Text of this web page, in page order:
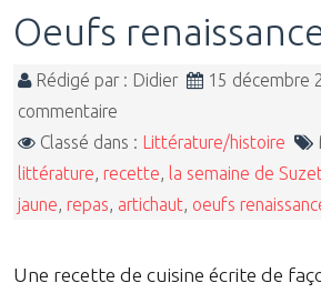
Oeufs
Rédigé par : Didier 15 décembre
commentaire
Classé dans : Littérature/histoire
littérature recette la semaine de
jaune repas artichaut oeufs
Une recette de cuisine écrite de